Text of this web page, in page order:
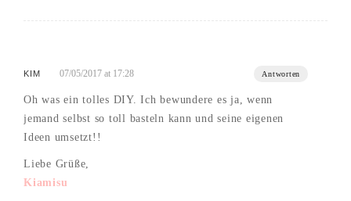
KIM 07/05/2017 at 17:28 Antworten
Oh was ein tolles DIY. Ich bewundere es ja, wenn
jemand selbst so toll basteln kann und seine eigenen
Ideen umsetzt!!
Liebe Grüße,
Kiamisu